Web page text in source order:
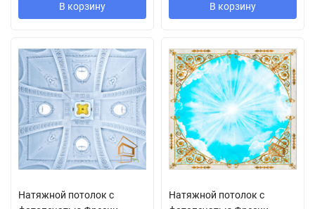
В корзину В корзину
Натяжной потолок с
Натяжной потолок с